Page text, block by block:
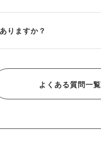
りますか？
よくある質問一覧